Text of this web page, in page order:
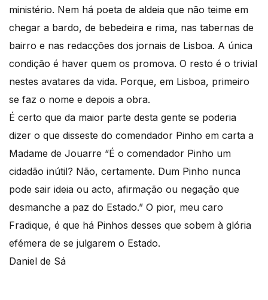
ministério. Nem há poeta de aldeia que não teime em
chegar a bardo, de bebedeira e rima, nas tabernas de
bairro e nas redacções dos jornais de Lisboa. A única
condição é haver quem os promova. O resto é o trivial
nestes avatares da vida. Porque, em Lisboa, primeiro
se faz o nome e depois a obra.
É certo que da maior parte desta gente se poderia
dizer o que disseste do comendador Pinho em carta a
Madame de Jouarre “É o comendador Pinho um
cidadão inútil? Não, certamente. Dum Pinho nunca
pode sair ideia ou acto, afirmação ou negação que
desmanche a paz do Estado.” O pior, meu caro
Fradique, é que há Pinhos desses que sobem à glória
efémera de se julgarem o Estado.
Daniel de Sá